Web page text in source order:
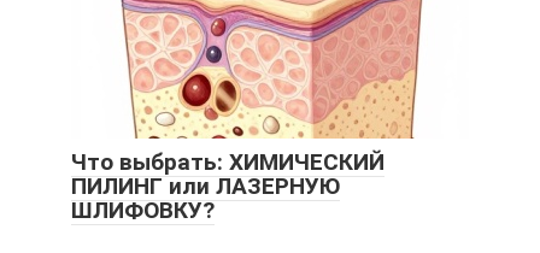
Что выбрать: ХИМИЧЕСКИЙ
ПИЛИНГ или ЛАЗЕРНУЮ
ШЛИФОВКУ?